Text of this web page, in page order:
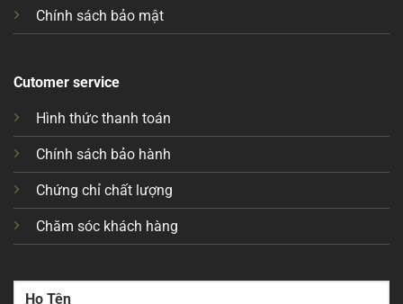
Chính sách bảo mật
Cutomer service
Hình thức thanh toán
Chính sách bảo hành
Chứng chỉ chất lượng
Chăm sóc khách hàng